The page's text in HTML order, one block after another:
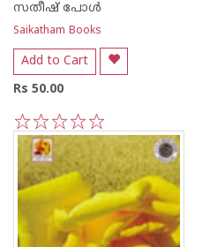
സതീഷ് പോള്‍
Saikatham Books
Add to Cart
Rs 50.00
5
4
3
2
1